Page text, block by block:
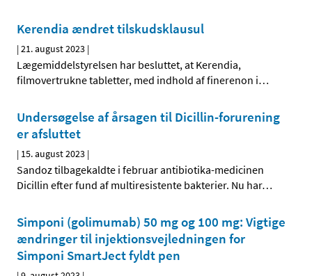
Kerendia ændret tilskudsklausul
|21. august 2023 |
Lægemiddelstyrelsen har besluttet, at Kerendia,
filmovertrukne tabletter, med indhold af finerenon i…
Undersøgelse af årsagen til Dicillin-forurening
er afsluttet
| 15. august 2023 |
Sandoz tilbagekaldte i februar antibiotika-medicinen
Dicillin efter fund af multiresistente bakterier. Nu har…
Simponi (golimumab) 50 mg og 100 mg: Vigtige
ændringer til injektionsvejledningen for
Simponi SmartJect fyldt pen